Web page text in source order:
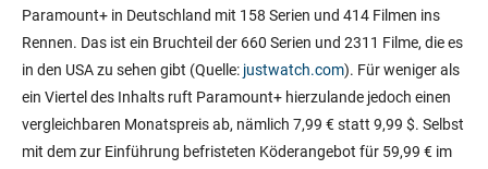
Paramount+ in Deutschland mit 158 Serien und 414 Filmen ins
Rennen. Das ist ein Bruchteil der 660 Serien und 2311 Filme, die es
in den USA zu sehen gibt (Quelle: justwatch.com). Für weniger als
ein Viertel des Inhalts ruft Paramount+ hierzulande jedoch einen
vergleichbaren Monatspreis ab, nämlich 7,99 € statt 9,99 $. Selbst
mit dem zur Einführung befristeten Köderangebot für 59,99 € im